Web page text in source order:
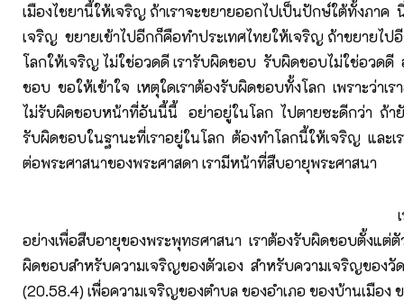
เมืองไชยานี้ให้เจริญ ถ้าเราจะขยายออกไปเป็นปักษ์ใต้ทั้งภาค
เจริญ ขยายเข้าไปอีกก็คือทำประเทศไทยให้เจริญ ถ้าขยายไป
โลกให้เจริญ ไม่ใช่อวดดี เรารับผิดชอบ รับผิดชอบไม่ใช่อวดดี
ชอบ ขอให้เข้าใจ เหตุใดเราต้องรับผิดชอบทั้งโลก เพราะว่าเร
ไม่รับผิดชอบหน้าที่อันนี้นี้ อย่าอยู่ในโลก ไปตายซะดีกว่า ถ้า
รับผิดชอบในฐานะที่เราอยู่ในโลก ต้องทำโลกนี้ให้เจริญ และเ
ต่อพระศาสนาของพระศาสดา เรามีหน้าที่สืบอายุพระศาสนา
เราต้องทำ
อย่างเพื่อสืบอายุของพระพุทธศาสนา เราต้องรับผิดชอบตั้งแต่ตั
ผิดชอบสำหรับความเจริญของตัวเอง สำหรับความเจริญของวั
(20.58.4) เพื่อความเจริญของตำบล ของอำเภอ ของบ้านเมือง